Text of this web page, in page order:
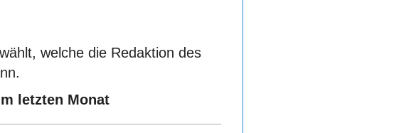
welche die Redaktion des
letzten Monat